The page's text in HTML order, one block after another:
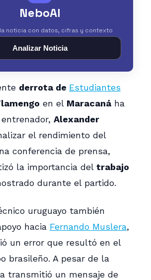
NeboAI
noticia con datos, cifras y contexto
Analizar Noticia
derrota de Estudiantes
en el Maracanáha
Alexander
el rendimiento del
conferencia de prensa,
la importancia del trabajo
durante el partido.
uruguayo también
hacia Fernando Muslera,
un error que resultó en el
brasileño. A pesar de la
transmitió un mensaje de